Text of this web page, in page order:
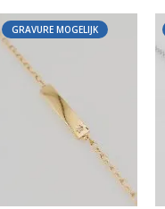
GRAVURE MOGELIJK